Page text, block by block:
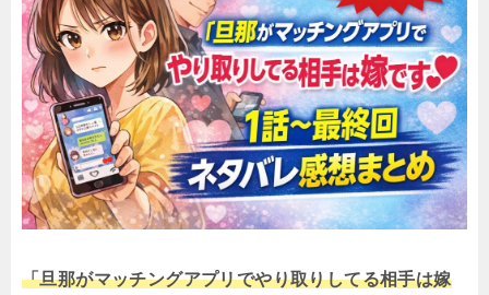
「旦那がマッチングアプリでやり取りしてる相手は嫁